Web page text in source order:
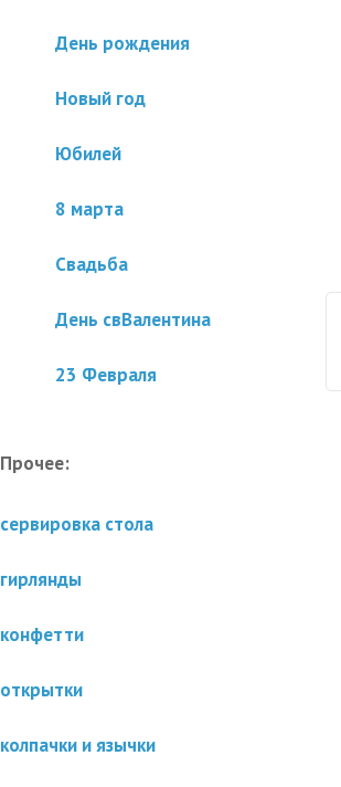
День рождения
Новый год
Юбилей
8 марта
Свадьба
День свВалентина
23 Февраля
Прочее:
сервировка стола
гирлянды
конфетти
открытки
колпачки и язычки